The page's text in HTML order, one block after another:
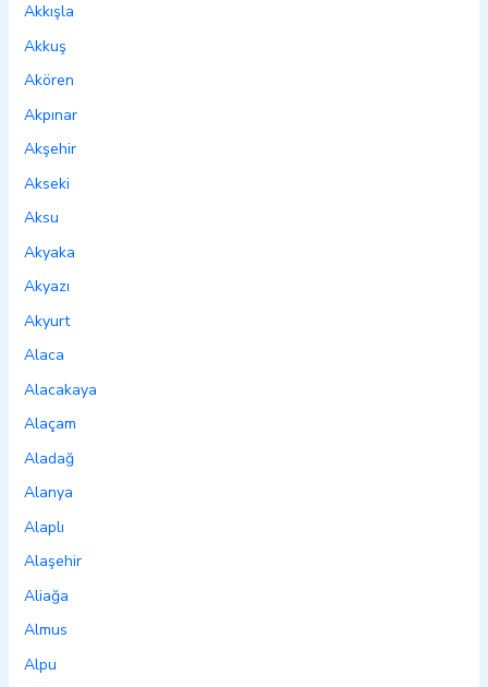
Akkışla
Akkuş
Akören
Akpınar
Akşehir
Akseki
Aksu
Akyaka
Akyazı
Akyurt
Alaca
Alacakaya
Alaçam
Aladağ
Alanya
Alaplı
Alaşehir
Aliağa
Almus
Alpu